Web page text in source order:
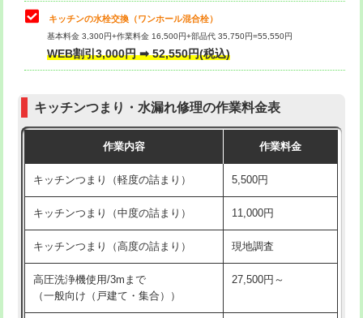
用（追加）/3ｍ超え)
給水管工事※（ライニング鋼管・銅
管・ポリ管・HT管使用/3ｍまで)
44,000円
管・ポリ管・HT管使用/3ｍ超え)
排水管工事（土の掘削・埋め戻し作
11,000円~
排水管工事（排水管工事/3ｍまで） 55,000円
排水管工事（追加 排水管工事/3ｍ超
+11,000円
マス交換（土の掘削・埋め戻し作業）
マス交換（深さ50㎝未満）
お風呂タンク脱着
その他部品の脱着
式・ワンホール）)
交換・取付(排水栓・排水トラップ
22,000円+材料費
持込商品取付（単水栓）
キッチンの水栓交換（ワンホール混合栓）
基本料金 3,300円+作業料金 16,500円+部品代 35,750円=55,550円
WEB割引3,000円 ➡ 52,550円(税込)
キッチンつまり・水漏れ修理の作業料金表
作業内容 作業料金
キッチンつまり（軽度の詰まり） 5,500円
キッチンつまり（中度の詰まり） 11,000円
キッチンつまり（高度の詰まり） 現地調査
高圧洗浄機使用/3mまで
（一般向け（戸建て・集合））
27,500円～